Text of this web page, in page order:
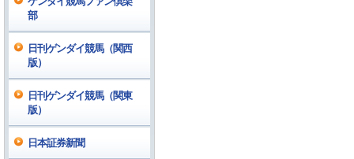
部
日刊ゲンダイ競馬（関西
版）
日刊ゲンダイ競馬（関東
版）
日本証券新聞